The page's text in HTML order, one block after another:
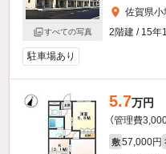
すべての写真
佐賀県小
2階建 / 15年
駐車場あり
5.7万円
（管理費3,000
敷 57,000円